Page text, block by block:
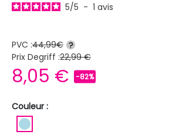
5/5 - 1 avis
PVC :44,99€ ?
Prix Degriff :22,99 €
8,05 € -82%
Couleur :